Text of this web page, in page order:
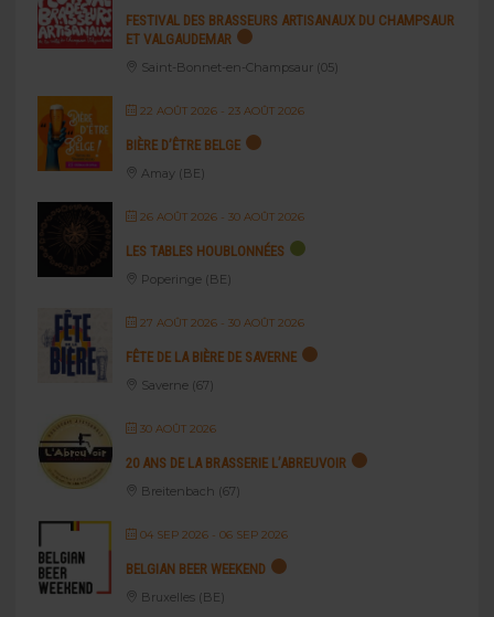
FESTIVAL DES BRASSEURS ARTISANAUX DU CHAMPSAUR
ET VALGAUDEMAR
Saint-Bonnet-en-Champsaur (05)
22 AOÛT 2026- 23 AOÛT 2026
BIÈRE D’ÊTRE BELGE
Amay (BE)
26 AOÛT 2026- 30 AOÛT 2026
LES TABLES HOUBLONNÉES
Poperinge (BE)
27 AOÛT 2026- 30 AOÛT 2026
FÊTE DE LA BIÈRE DE SAVERNE
Saverne (67)
30 AOÛT 2026
20 ANS DE LA BRASSERIE L’ABREUVOIR
Breitenbach (67)
04 SEP 2026- 06 SEP 2026
BELGIAN BEER WEEKEND
Bruxelles (BE)